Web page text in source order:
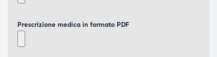
Prescrizione medica in formato PDF